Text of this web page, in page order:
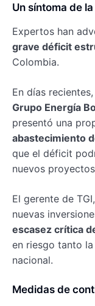
Un síntoma de
Expertos han
grave déficit
Colombia.
En días recientes,
Grupo Energía
presentó una
abastecimiento
que el déficit
nuevos
El gerente de TGI,
nuevas
escasez crítica
en riesgo tanto
nacional.
Medidas de